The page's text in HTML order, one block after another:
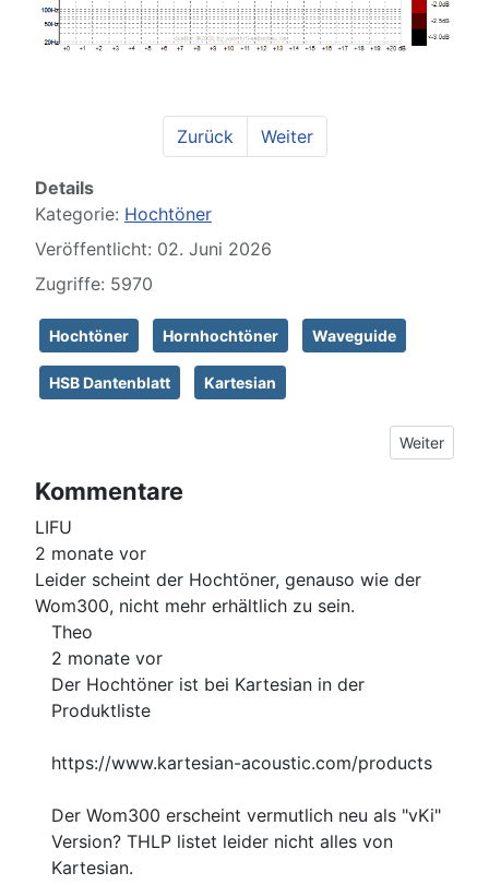
Zurück Weiter
Details
Kategorie: Hochtöner
Veröffentlicht: 02. Juni 2026
Zugriffe: 5970
Hochtöner Hornhochtöner Waveguide
HSB Dantenblatt Kartesian
Nächster
Weiter
Kommentare
LIFU
2 monate vor
Leider scheint der Hochtöner, genauso wie der
Wom300, nicht mehr erhältlich zu sein.
Theo
2 monate vor
Der Hochtöner ist bei Kartesian in der
Produktliste
https://www.kartesian-acoustic.com/products
Der Wom300 erscheint vermutlich neu als "vKi"
Version? THLP listet leider nicht alles von
Kartesian.